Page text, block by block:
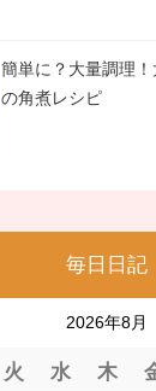
簡単に？大量調理
の角煮レシピ
毎日日記
2026年8月
火 水 木